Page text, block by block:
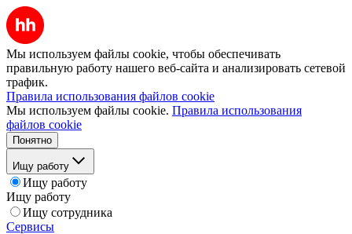
Мы используем файлы cookie, чтобы обеспечивать
правильную работу нашего веб-сайта и анализировать сетевой
трафик.
Правила использования файлов cookie
Мы используем файлы cookie. Правила использования
файлов cookie
Понятно
Ищу работу
Ищу работу
Ищу работу
Ищу сотрудника
Сервисы